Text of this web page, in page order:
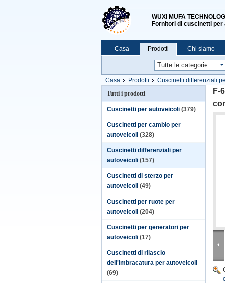
WUXI MUFA
Fornitori di cuscinetti per
Casa Prodotti Chi siamo
Casa Prodotti
Cuscinetti differenziali
scatto 42x81x17 mm
Tutti i prodotti
Cuscinetti per autoveicoli (379)
Cuscinetti per cambio per
autoveicoli (328)
Cuscinetti differenziali per
autoveicoli (157)
Cuscinetti di sterzo per
autoveicoli (49)
Cuscinetti per ruote per
autoveicoli (204)
Cuscinetti per generatori per
autoveicoli (17)
Cuscinetti di rilascio
dell'imbracatura per autoveicoli
(69)
F-